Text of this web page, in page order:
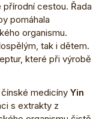
cestou. Řada
pomáhala
organismu.
tak i dětem.
které při výrobě
medicíny Yin
s extrakty z